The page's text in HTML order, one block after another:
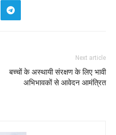
Next article
बच्चों के अस्थायी संरक्षण के लिए भावी
अभिभावकों से आवेदन आमंत्रित